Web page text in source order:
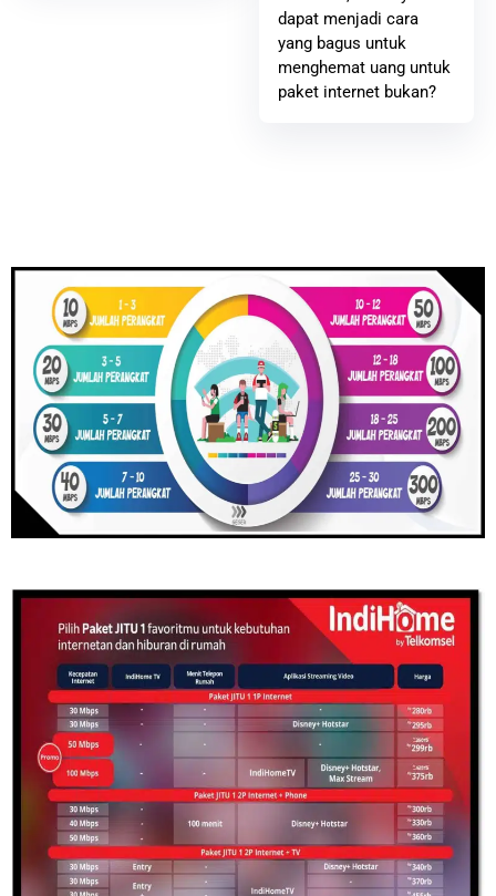
dapat menjadi cara
yang bagus untuk
menghemat uang untuk
paket internet bukan?